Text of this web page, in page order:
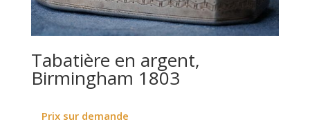
Tabatière en argent,
Birmingham 1803
Prix sur demande